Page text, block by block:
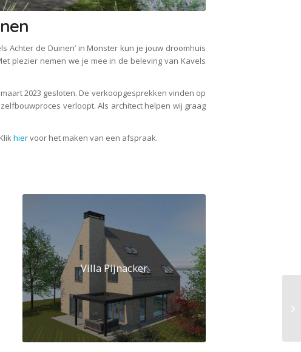
Achter de Duinen’ in Monster kun je jouw droomhuis
plezier nemen we je mee in de beleving van Kavels
2023 gesloten. De verkoopgesprekken vinden op
verloopt. Als architect helpen wij graag
hiervoor het maken van een afspraak.
Villa Pijnacker